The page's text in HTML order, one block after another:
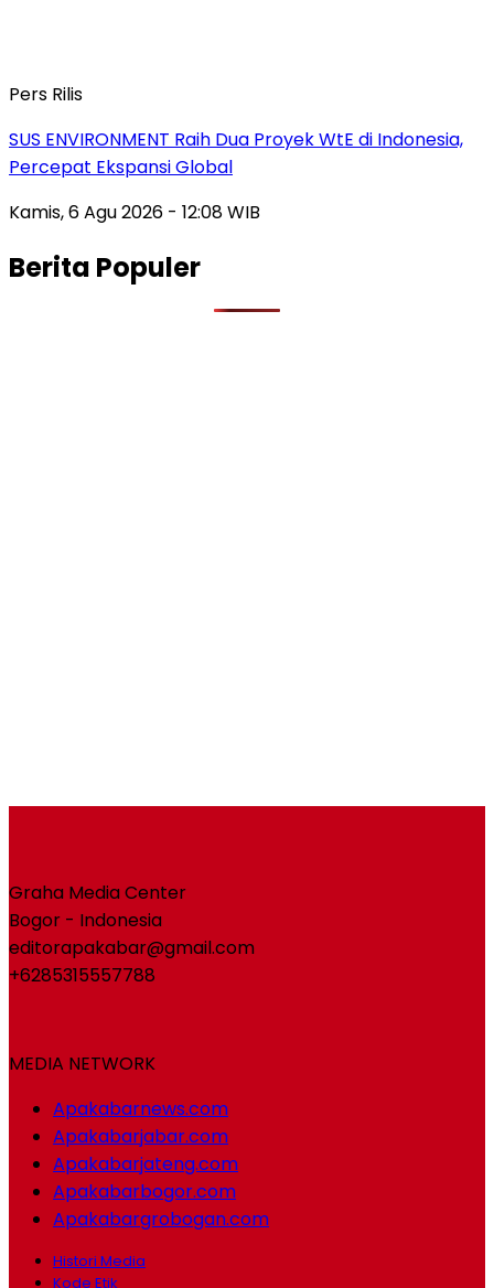
Pers Rilis
SUS ENVIRONMENT Raih Dua Proyek WtE di Indonesia,
Percepat Ekspansi Global
Kamis, 6 Agu 2026 - 12:08 WIB
Berita Populer
Graha Media Center
Bogor - Indonesia
editorapakabar@gmail.com
+6285315557788
MEDIA NETWORK
Apakabarnews.com
Apakabarjabar.com
Apakabarjateng.com
Apakabarbogor.com
Apakabargrobogan.com
Histori Media
Kode Etik